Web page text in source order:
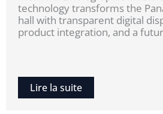
technology transforms the
hall with transparent digital
product integration, and a
Lire la suite